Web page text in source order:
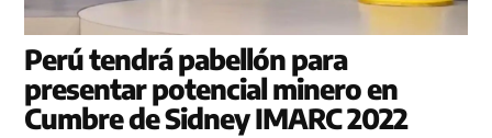
Perú tendrá pabellón para
presentar potencial minero en
Cumbre de Sidney IMARC 2022